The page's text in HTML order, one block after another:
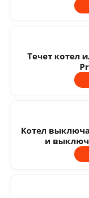
Течет котел
Котел
и